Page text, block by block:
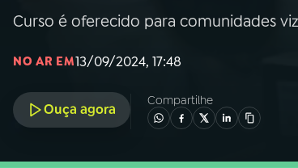
03PROGRAMAÇÃO
05PODCASTS
Curso é oferecido para comunidades
NO AR EM13/09/2024, 17:48
Ouça agora
Compartilhe